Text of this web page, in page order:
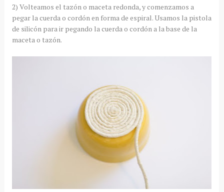
2) Volteamos el tazón o maceta redonda, y comenzamos a
pegar la cuerda o cordón en forma de espiral. Usamos la pistola
de silicón para ir pegando la cuerda o cordón a la base de la
maceta o tazón.